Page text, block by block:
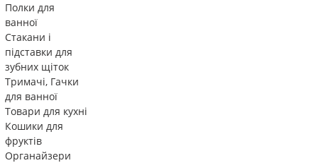
Полки для
ванної
Стакани і
підставки для
зубних щіток
Тримачі, Гачки
для ванної
Товари для кухні
Кошики для
фруктів
Органайзери